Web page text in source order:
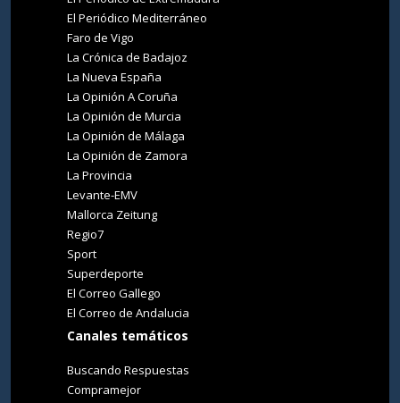
El Periódico Mediterráneo
Faro de Vigo
La Crónica de Badajoz
La Nueva España
La Opinión A Coruña
La Opinión de Murcia
La Opinión de Málaga
La Opinión de Zamora
La Provincia
Levante-EMV
Mallorca Zeitung
Regio7
Sport
Superdeporte
El Correo Gallego
El Correo de Andalucia
Canales temáticos
Buscando Respuestas
Compramejor